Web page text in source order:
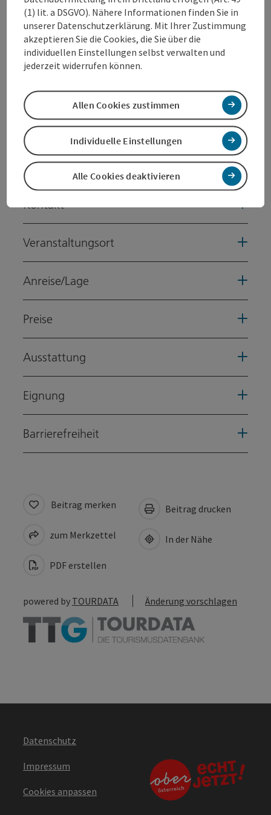
Jonas Bonasist ein Newcomer-Comedian aus Wels,
Oberösterreich, und Preisträger des Grazer
Kleinkunstvogel 2026. Bekannt wurde er durch seine
viralen Wortwitze auf Bahnhöfen in ganz Österreich,
mit denen er auf Social Media ein breites Publikum
erreicht.
Auf der Bühne verbindet er Stand-Up Comedy mit
interaktiven Elementen und einem feinen Gespür für
Sprache und Alltagsbeobachtungen. Er moderiert
regelmäßig die Comedy-Impro-Show PowerPoint
Karaoke in den MKH-Studios.
https://www.instagram.com/jonas_bonas_/
Kontakt
Veranstaltungsort
Anreise/Lage
Preise
Ausstattung
Eignung
Barrierefreiheit
Beitrag merken
zum Merkzettel
PDF erstellen
Beitrag drucken
In der Nähe
powered by TOURDATA Änderung vorschlagen
Datenschutz
Impressum
Cookies anpassen
(1) lit. a DSGVO). Nähere Informationen finden Sie in
unserer Datenschutzerklärung. Mit Ihrer Zustimmung
akzeptieren Sie die Cookies, die Sie über die
individuellen Einstellungen selbst verwalten und
jederzeit widerrufen können.
Alle Cookies deaktivieren
Individuelle Einstellungen
Allen Cookies zustimmen